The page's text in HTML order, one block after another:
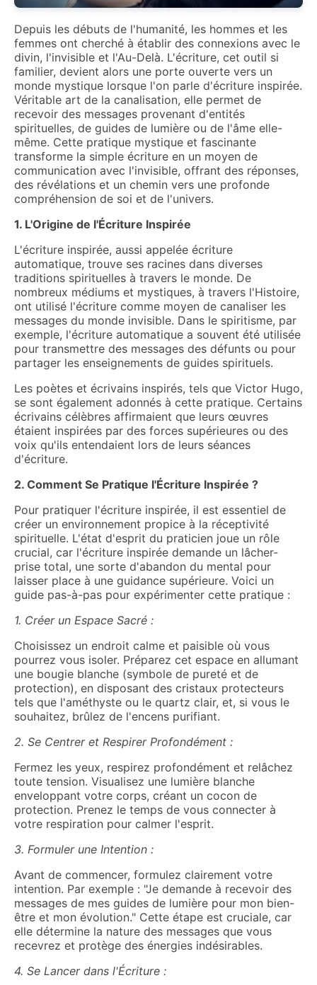
Depuis les débuts de l'humanité, les hommes et les
femmes ont cherché à établir des connexions avec le
divin, l'invisible et l'Au-Delà. L'écriture, cet outil si
familier, devient alors une porte ouverte vers un
monde mystique lorsque l'on parle d'écriture inspirée.
Véritable art de la canalisation, elle permet de
recevoir des messages provenant d'entités
spirituelles, de guides de lumière ou de l'âme elle-
même. Cette pratique mystique et fascinante
transforme la simple écriture en un moyen de
communication avec l'invisible, offrant des réponses,
des révélations et un chemin vers une profonde
compréhension de soi et de l'univers.
1. L'Origine de l'Écriture Inspirée
L'écriture inspirée, aussi appelée écriture
automatique, trouve ses racines dans diverses
traditions spirituelles à travers le monde. De
nombreux médiums et mystiques, à travers l'Histoire,
ont utilisé l'écriture comme moyen de canaliser les
messages du monde invisible. Dans le spiritisme, par
exemple, l'écriture automatique a souvent été utilisée
pour transmettre des messages des défunts ou pour
partager les enseignements de guides spirituels.
Les poètes et écrivains inspirés, tels que Victor Hugo,
se sont également adonnés à cette pratique. Certains
écrivains célèbres affirmaient que leurs œuvres
étaient inspirées par des forces supérieures ou des
voix qu'ils entendaient lors de leurs séances
d'écriture.
2. Comment Se Pratique l'Écriture Inspirée ?
Pour pratiquer l'écriture inspirée, il est essentiel de
créer un environnement propice à la réceptivité
spirituelle. L'état d'esprit du praticien joue un rôle
crucial, car l'écriture inspirée demande un lâcher-
prise total, une sorte d'abandon du mental pour
laisser place à une guidance supérieure. Voici un
guide pas-à-pas pour expérimenter cette pratique :
1. Créer un Espace Sacré :
Choisissez un endroit calme et paisible où vous
pourrez vous isoler. Préparez cet espace en allumant
une bougie blanche (symbole de pureté et de
protection), en disposant des cristaux protecteurs
tels que l'améthyste ou le quartz clair, et, si vous le
souhaitez, brûlez de l'encens purifiant.
2. Se Centrer et Respirer Profondément :
Fermez les yeux, respirez profondément et relâchez
toute tension. Visualisez une lumière blanche
enveloppant votre corps, créant un cocon de
protection. Prenez le temps de vous connecter à
votre respiration pour calmer l'esprit.
3. Formuler une Intention :
Avant de commencer, formulez clairement votre
intention. Par exemple : "Je demande à recevoir des
messages de mes guides de lumière pour mon bien-
être et mon évolution." Cette étape est cruciale, car
elle détermine la nature des messages que vous
recevrez et protège des énergies indésirables.
4. Se Lancer dans l'Écriture :